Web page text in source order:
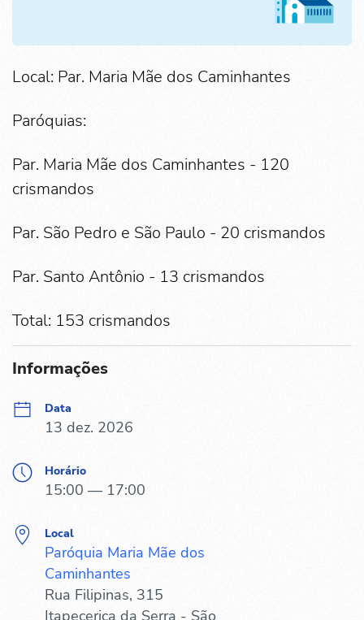
Local: Par. Maria Mãe dos Caminhantes
Paróquias:
Par. Maria Mãe dos Caminhantes - 120
crismandos
Par. São Pedro e São Paulo - 20 crismandos
Par. Santo Antônio - 13 crismandos
Total: 153 crismandos
Informações
Data
13 dez. 2026
Horário
15:00 — 17:00
Local
Paróquia Maria Mãe dos
Caminhantes
Rua Filipinas, 315
Itapecerica da Serra - São